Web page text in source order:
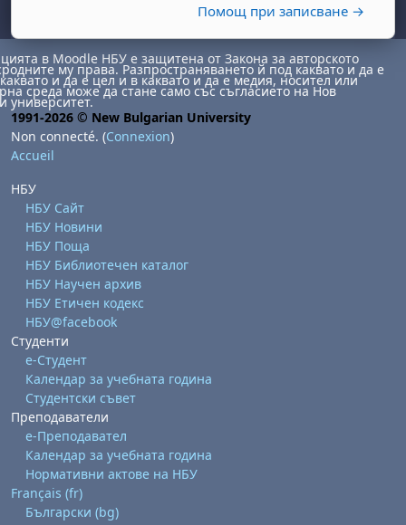
Помощ при записване →
в Moodle НБУ е защитена от Закона за авторското
му права. Разпространяването й под каквато и да е
и да е цел и в каквато и да е медия, носител или
среда може да стане само със съгласието на Нов
университет.
1991-2026 © New Bulgarian University
Non connecté. (Connexion)
Accueil
НБУ
НБУ Сайт
НБУ Новини
НБУ Поща
НБУ Библиотечен каталог
НБУ Научен архив
НБУ Етичен кодекс
НБУ@facebook
Студенти
е-Студент
Календар за учебната година
Студентски съвет
Преподаватели
е-Преподавател
Календар за учебната година
Нормативни актове на НБУ
Français ‎(fr)‎
Български ‎(bg)‎